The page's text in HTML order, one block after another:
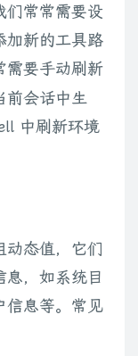
们常常需要设
加新的工具路
需要手动刷新
前会话中生
中刷新环境
动态值，它们
息，如系统目
信息等。常见